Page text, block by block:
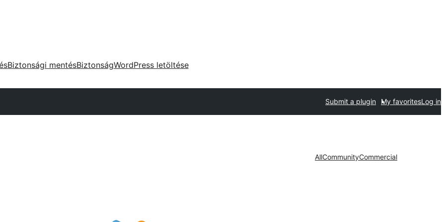
Biztonsági mentésBiztonságWordPress letöltése
Submit a plugin My favoritesLog in
AllCommunityCommercial